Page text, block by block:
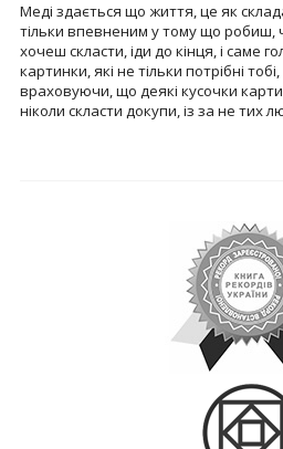
Меді здається що життя, це як
тільки впевненим у тому що робиш,
хочеш скласти, іди до кінця, і саме
картинки, які не тільки потрібні
враховуючи, що деякі кусочки
ніколи скласти докупи, із за не тих